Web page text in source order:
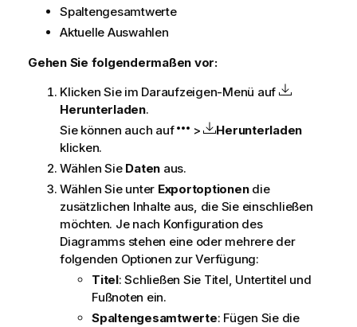
Spaltengesamtwerte
Aktuelle Auswahlen
Gehen Sie folgendermaßen vor:
Klicken Sie im Daraufzeigen-Menü auf
Herunterladen.
Sie können auch auf
>
Herunterladen
klicken.
Wählen Sie Daten aus.
Wählen Sie unter Exportoptionendie
zusätzlichen Inhalte aus, die Sie einschließen
möchten. Je nach Konfiguration des
Diagramms stehen eine oder mehrere der
folgenden Optionen zur Verfügung:
Titel: Schließen Sie Titel, Untertitel und
Fußnoten ein.
Spaltengesamtwerte: Fügen Sie die